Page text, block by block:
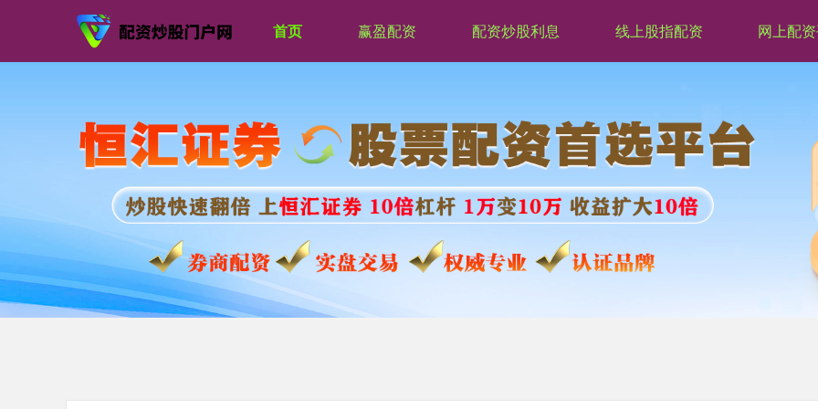
首页 赢盈配资 配资炒股利息 线上股指配资 网上配